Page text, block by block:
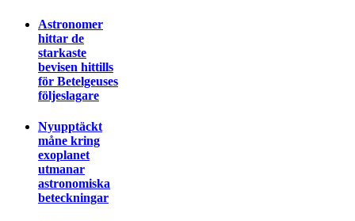
Astronomer
hittar de
starkaste
bevisen hittills
för Betelgeuses
följeslagare
Nyupptäckt
måne kring
exoplanet
utmanar
astronomiska
beteckningar